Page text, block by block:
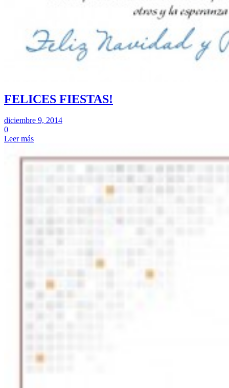
FELICES FIESTAS!
diciembre 9, 2014
0
Leer más